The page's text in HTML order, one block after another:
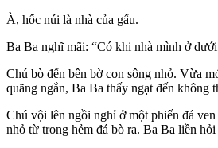
À, hốc núi là nhà của gấu.
Ba Ba nghĩ mãi: “Có khi nhà mình ở dưới
Chú bò đến bên bờ con sông nhỏ. Vừa
quãng ngắn, Ba Ba thấy ngạt đến không
Chú vội lên ngồi nghỉ ở một phiến đá
nhỏ từ trong hẻm đá bò ra. Ba Ba liền hỏi